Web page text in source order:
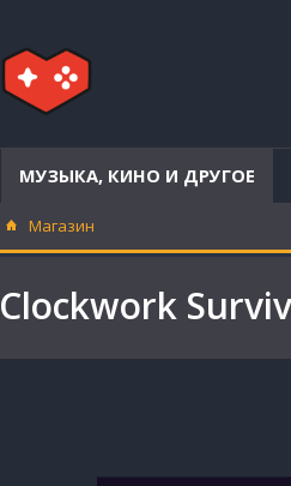
МУЗЫКА, КИНО И ДРУГОЕ
Магазин
Clockwork